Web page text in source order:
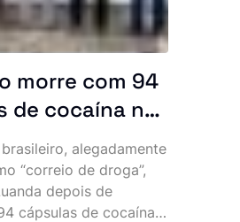
morre com 94
de cocaína no
SIC
parte da
alegadamente
“correio de droga”,
depois de
cápsulas de cocaína